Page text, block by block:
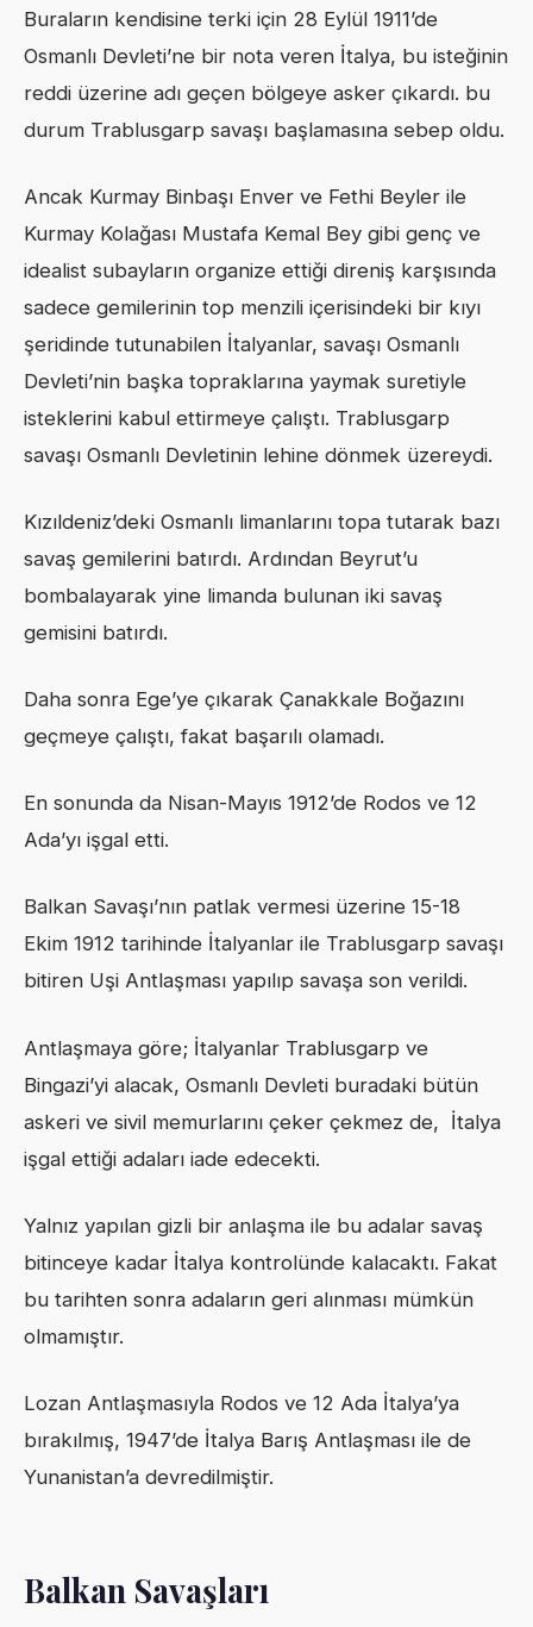
Buraların kendisine terki için 28 Eylül 1911’de
Osmanlı Devleti’ne bir nota veren İtalya, bu isteğinin
reddi üzerine adı geçen bölgeye asker çıkardı. bu
durum Trablusgarp savaşı başlamasına sebep oldu.
Ancak Kurmay Binbaşı Enver ve Fethi Beyler ile
Kurmay Kolağası Mustafa Kemal Bey gibi genç ve
idealist subayların organize ettiği direniş karşısında
sadece gemilerinin top menzili içerisindeki bir kıyı
şeridinde tutunabilen İtalyanlar, savaşı Osmanlı
Devleti’nin başka topraklarına yaymak suretiyle
isteklerini kabul ettirmeye çalıştı. Trablusgarp
savaşı Osmanlı Devletinin lehine dönmek üzereydi.
Kızıldeniz’deki Osmanlı limanlarını topa tutarak bazı
savaş gemilerini batırdı. Ardından Beyrut’u
bombalayarak yine limanda bulunan iki savaş
gemisini batırdı.
Daha sonra Ege’ye çıkarak Çanakkale Boğazını
geçmeye çalıştı, fakat başarılı olamadı.
En sonunda da Nisan-Mayıs 1912’de Rodos ve 12
Ada’yı işgal etti.
Balkan Savaşı’nın patlak vermesi üzerine 15-18
Ekim 1912 tarihinde İtalyanlar ile Trablusgarp savaşı
bitiren Uşi Antlaşması yapılıp savaşa son verildi.
Antlaşmaya göre; İtalyanlar Trablusgarp ve
Bingazi’yi alacak, Osmanlı Devleti buradaki bütün
askeri ve sivil memurlarını çeker çekmez de, İtalya
işgal ettiği adaları iade edecekti.
Yalnız yapılan gizli bir anlaşma ile bu adalar savaş
bitinceye kadar İtalya kontrolünde kalacaktı. Fakat
bu tarihten sonra adaların geri alınması mümkün
olmamıştır.
Lozan Antlaşmasıyla Rodos ve 12 Ada İtalya’ya
bırakılmış, 1947’de İtalya Barış Antlaşması ile de
Yunanistan’a devredilmiştir.
Balkan Savaşları